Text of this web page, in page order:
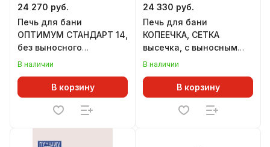
24 270 руб.
Печь для бани
ОПТИМУМ СТАНДАРТ 14,
без выносного
топливного канала,
В наличии
В корзину
24 330 руб.
Печь для бани
КОПЕЕЧКА, СЕТКА
высечка, с выносным
топливным каналом (6-
В наличии
В корзину